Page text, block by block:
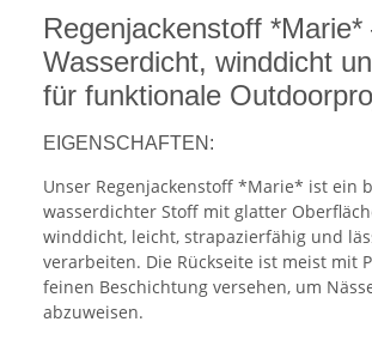
Regenjackenstoff *Marie*
Wasserdicht, winddicht
für funktionale
EIGENSCHAFTEN:
Unser Regenjackenstoff *Marie* ist ein
wasserdichter Stoff mit glatter
winddicht, leicht, strapazierfähig und
verarbeiten. Die Rückseite ist meist mit
feinen Beschichtung versehen, um
abzuweisen.